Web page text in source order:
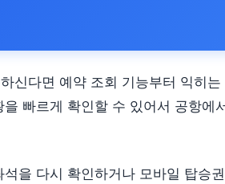
신다면 예약 조회 기능부터 익히
빠르게 확인할 수 있어서 공항에
을 다시 확인하거나 모바일 탑승